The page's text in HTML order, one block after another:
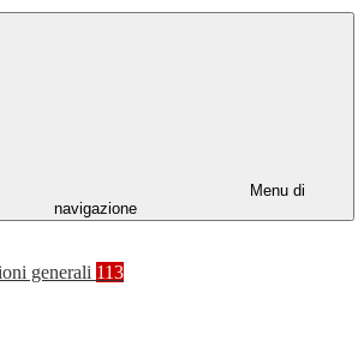
Menu di
navigazione
generali 113